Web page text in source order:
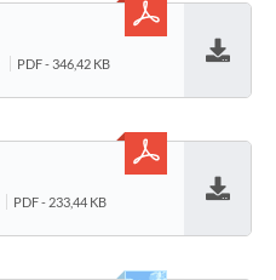
PDF - 346,42 KB
PDF - 233,44 KB